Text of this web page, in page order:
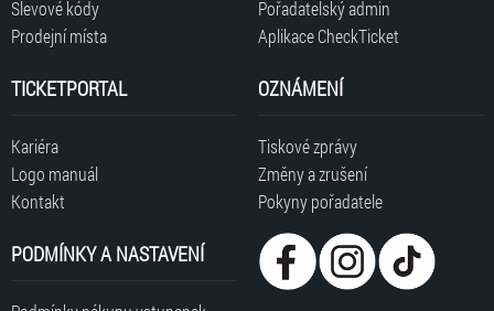
Slevové kódy
Prodejní místa
Pořadatelský admin
Aplikace CheckTicket
TICKETPORTAL
Kariéra
Logo manuál
Kontakt
OZNÁMENÍ
Tiskové zprávy
Změny a zrušení
Pokyny pořadatele
PODMÍNKY A NASTAVENÍ